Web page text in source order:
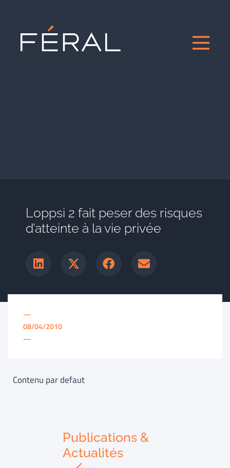
Loppsi 2 fait peser des risques
d’atteinte à la vie privée
—
08/04/2010
—
Contenu par defaut
Publications &
Actualités